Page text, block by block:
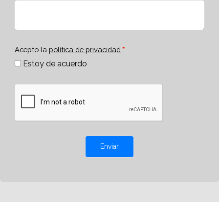
Acepto la política de privacidad
Estoy de acuerdo
Enviar